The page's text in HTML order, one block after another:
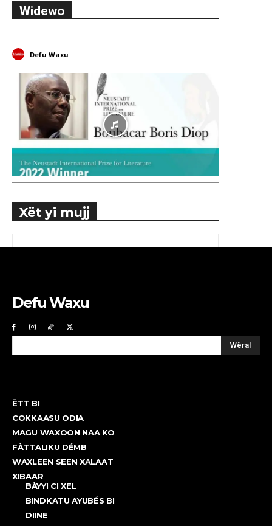
Widewo
Defu Waxu
Xët yi mujj
Defu Waxu
Wëral
ËTT BI
COKKAASU ODIA
MAGU WAXOON NAA KO
FÀTTALIKU DÉMB
WAXLEEN SEEN XALAAT
XIBAAR
BÀYYI CI XEL
BINDKATU AYUBÉS BI
DIINE